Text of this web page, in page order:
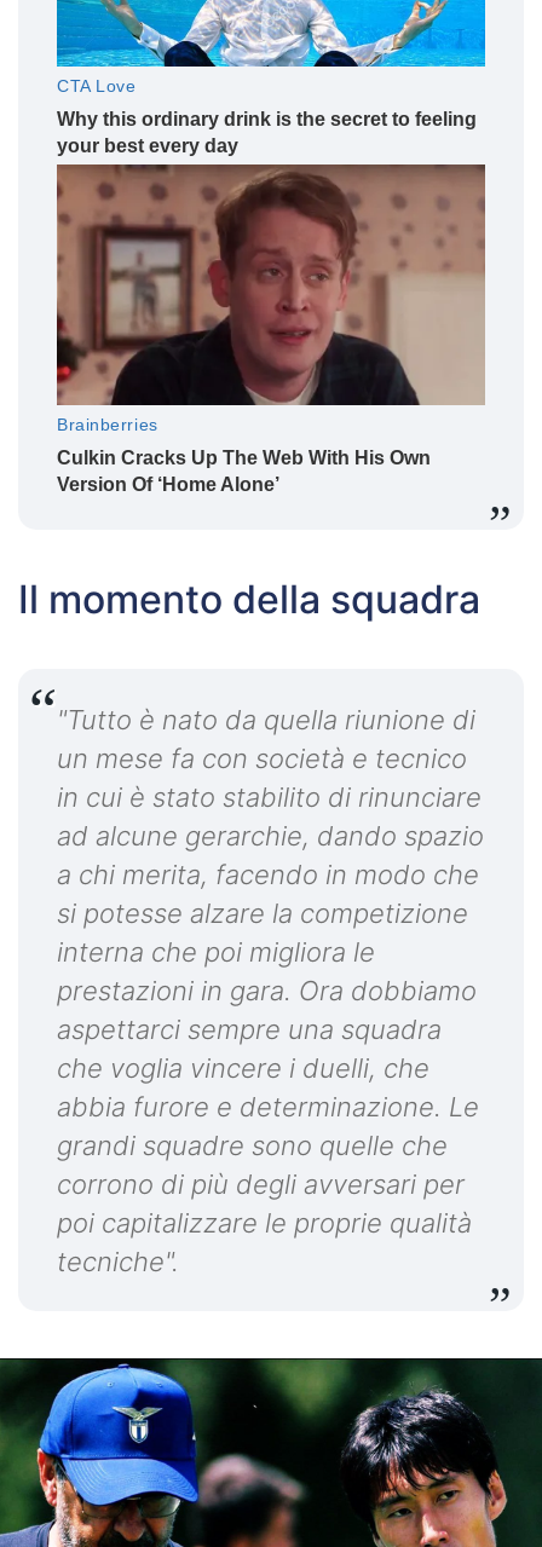
Il momento della squadra
"Tutto è nato da quella riunione di
un mese fa con società e tecnico
in cui è stato stabilito di rinunciare
ad alcune gerarchie, dando spazio
a chi merita, facendo in modo che
si potesse alzare la competizione
interna che poi migliora le
prestazioni in gara. Ora dobbiamo
aspettarci sempre una squadra
che voglia vincere i duelli, che
abbia furore e determinazione. Le
grandi squadre sono quelle che
corrono di più degli avversari per
poi capitalizzare le proprie qualità
tecniche".